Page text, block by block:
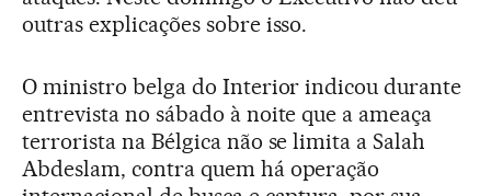
outras explicações sobre isso.
O ministro belga do Interior indicou durante
entrevista no sábado à noite que a ameaça
terrorista na Bélgica não se limita a Salah
Abdeslam, contra quem há operação